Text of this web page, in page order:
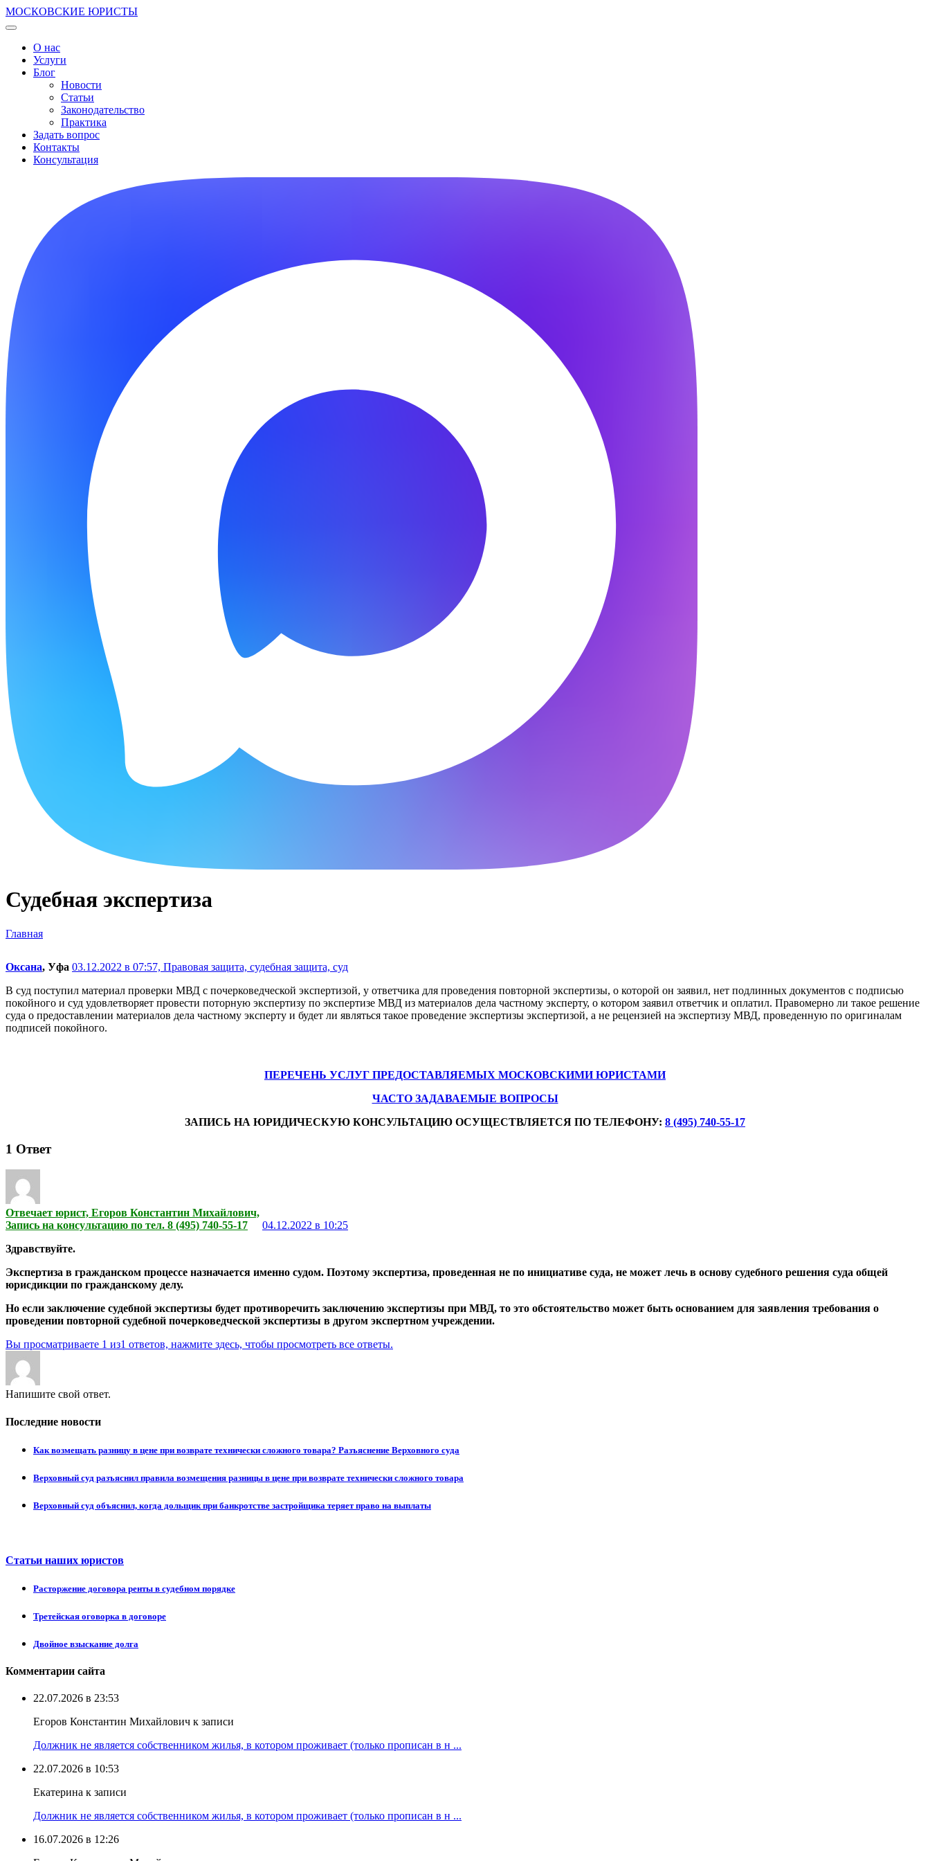
МОСКОВСКИЕ ЮРИСТЫ
О нас
Услуги
Блог
Новости
Статьи
Законодательство
Практика
Задать вопрос
Контакты
Консультация
Судебная экспертиза
Главная
Оксана, Уфа 03.12.2022 в 07:57, Правовая защита, судебная защита, суд
В суд поступил материал проверки МВД с почерковедческой экспертизой, у ответчика для проведения повторной экспертизы, о которой он заявил, нет подлинных документов с подписью
покойного и суд удовлетворяет провести поторную экспертизу по экспертизе МВД из материалов дела частному эксперту, о котором заявил ответчик и оплатил. Правомерно ли такое решение
суда о предоставлении материалов дела частному эксперту и будет ли являться такое проведение экспертизы экспертизой, а не рецензией на экспертизу МВД, проведенную по оригиналам
подписей покойного.
ПЕРЕЧЕНЬ УСЛУГ ПРЕДОСТАВЛЯЕМЫХ МОСКОВСКИМИ ЮРИСТАМИ
ЧАСТО ЗАДАВАЕМЫЕ ВОПРОСЫ
ЗАПИСЬ НА ЮРИДИЧЕСКУЮ КОНСУЛЬТАЦИЮ ОСУЩЕСТВЛЯЕТСЯ ПО ТЕЛЕФОНУ: 8 (495) 740-55-17
1 Ответ
Отвечает юрист, Егоров Константин Михайлович,
Запись на консультацию по тел. 8 (495) 740-55-17
04.12.2022 в 10:25
Здравствуйте.
Экспертиза в гражданском процессе назначается именно судом. Поэтому экспертиза, проведенная не по инициативе суда, не может лечь в основу судебного решения суда общей
юрисдикции по гражданскому делу.
Но если заключение судебной экспертизы будет противоречить заключению экспертизы при МВД, то это обстоятельство может быть основанием для заявления требования о
проведении повторной судебной почерковедческой экспертизы в другом экспертном учреждении.
Вы просматриваете 1 из1 ответов, нажмите здесь, чтобы просмотреть все ответы.
Напишите свой ответ.
Последние новости
Как возмещать разницу в цене при возврате технически сложного товара? Разъяснение Верховного суда
Верховный суд разъяснил правила возмещения разницы в цене при возврате технически сложного товара
Верховный суд объяснил, когда дольщик при банкротстве застройщика теряет право на выплаты
Статьи наших юристов
Расторжение договора ренты в судебном порядке
Третейская оговорка в договоре
Двойное взыскание долга
Комментарии сайта
22.07.2026 в 23:53
Егоров Константин Михайлович к записи
Должник не является собственником жилья, в котором проживает (только прописан в н ...
22.07.2026 в 10:53
Екатерина к записи
Должник не является собственником жилья, в котором проживает (только прописан в н ...
16.07.2026 в 12:26